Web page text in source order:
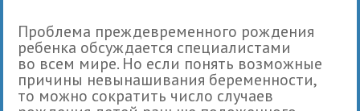
Проблема преждевременного рождения
ребенка обсуждается специалистами
во всем мире. Но если понять возможные
причины невынашивания беременности,
то можно сократить число случаев